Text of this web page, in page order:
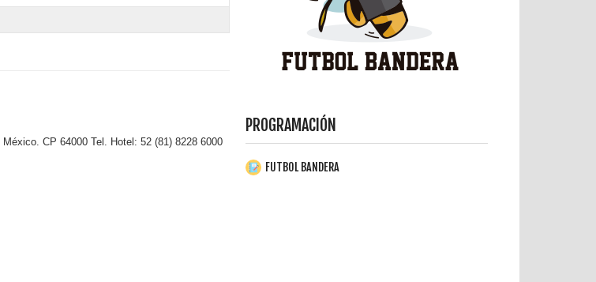
CP 64000 Tel. Hotel: 52 (81) 8228 6000
PROGRAMACIÓN
FUTBOL BANDERA